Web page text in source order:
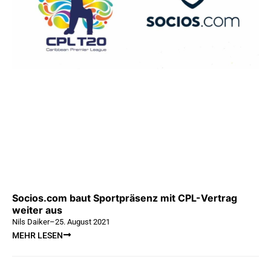
Socios.com baut Sportpräsenz mit CPL-Vertrag
weiter aus
Nils Daiker–25. August 2021
MEHR LESEN